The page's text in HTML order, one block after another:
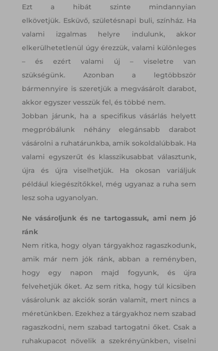
Ezt a hibát szinte mindannyian
elkövetjük. Esküvő, születésnapi buli, színház. Ha
valami izgalmas helyre indulunk, akkor
elkerülhetetlenül úgy érezzük, valami különleges
– és ezért valami új – viseletre van
szükségünk. Azonban a legtöbbször
bármennyire is szeretjük a megvásárolt darabot,
akkor egyszer vesszük fel, és többé nem.
Jobban járunk, ha a specifikus vásárlás helyett
megpróbálunk néhány elegánsabb darabot
vásárolni a ruhatárunkba, amik sokoldalúbbak. Ha
valami egyszerűt és klasszikusabbat választunk,
újra és újra viselhetjük. Ha okosan variáljuk
például kiegészítőkkel, még ugyanaz a ruha sem
lesz soha ugyanolyan.
Ne vásároljunk és ne tartogassuk, ami nem jó
ránk
Nem ritka, hogy olyan tárgyakhoz ragaszkodunk,
amik már nem jók ránk, abban a reményben,
hogy egy napon majd fogyunk, és újra
felvehetjük őket. Az sem ritka, hogy túl kicsiben
vásárolunk az akciók során valamit, mert nincs a
méretünkben. Ezekhez a tárgyakhoz nem szabad
ragaszkodni, nem szabad tartogatni őket. Csak a
ruhakupacot növelik a szekrényünkben, viselni